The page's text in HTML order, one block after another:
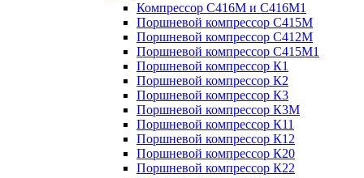
Компрессор С416М и С416М1
Поршневой компрессор С415М
Поршневой компрессор С412М
Поршневой компрессор С415М1
Поршневой компрессор К1
Поршневой компрессор К2
Поршневой компрессор К3
Поршневой компрессор К3М
Поршневой компрессор К11
Поршневой компрессор К12
Поршневой компрессор К20
Поршневой компрессор К22